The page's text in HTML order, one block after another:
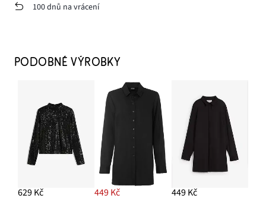
100 dnů na vrácení
PODOBNÉ VÝROBKY
629 Kč 449 Kč 449 Kč